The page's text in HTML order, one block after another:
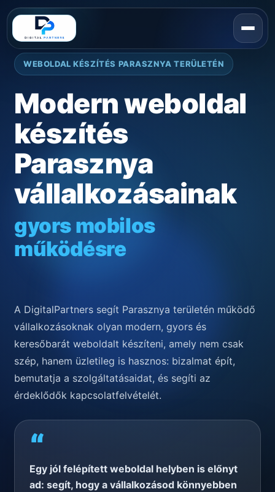
WEBOLDAL KÉSZÍTÉS PARASZNYA TERÜLETÉN
Modern weboldal
készítés
Parasznya
vállalkozásainak
gyors mobilos
működésre
A DigitalPartners segít Parasznya területén működő
vállalkozásoknak olyan modern, gyors és
keresőbarát weboldalt készíteni, amely nem csak
szép, hanem üzletileg is hasznos: bizalmat épít,
bemutatja a szolgáltatásaidat, és segíti az
érdeklődők kapcsolatfelvételét.
“
Egy jól felépített weboldal helyben is előnyt
ad: segít, hogy a vállalkozásod könnyebben